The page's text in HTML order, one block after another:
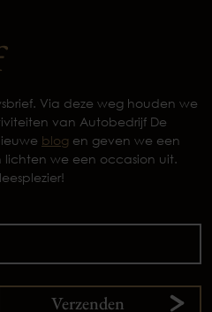
Via deze weg houden we
van Autobedrijf De
blog en geven we een
we een occasion uit.
Verzenden